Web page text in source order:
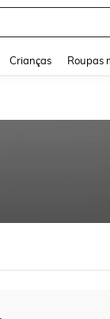
Crianças Roupas